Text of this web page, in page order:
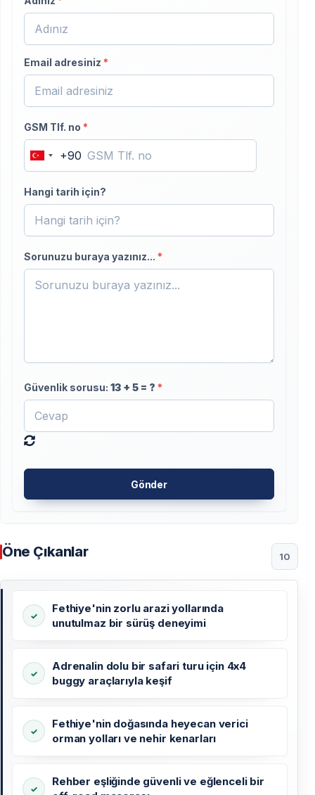
Email adresiniz *
GSM Tlf. no *
Turkey
+90
+90
Hangi tarih için?
Sorunuzu buraya yazınız... *
Güvenlik sorusu: 13 + 5 = ? *
Gönder
Öne Çıkanlar 10
Fethiye'nin zorlu arazi yollarında
unutulmaz bir sürüş deneyimi
Adrenalin dolu bir safari turu için 4x4
buggy araçlarıyla keşif
Fethiye'nin doğasında heyecan verici
orman yolları ve nehir kenarları
Rehber eşliğinde güvenli ve eğlenceli bir